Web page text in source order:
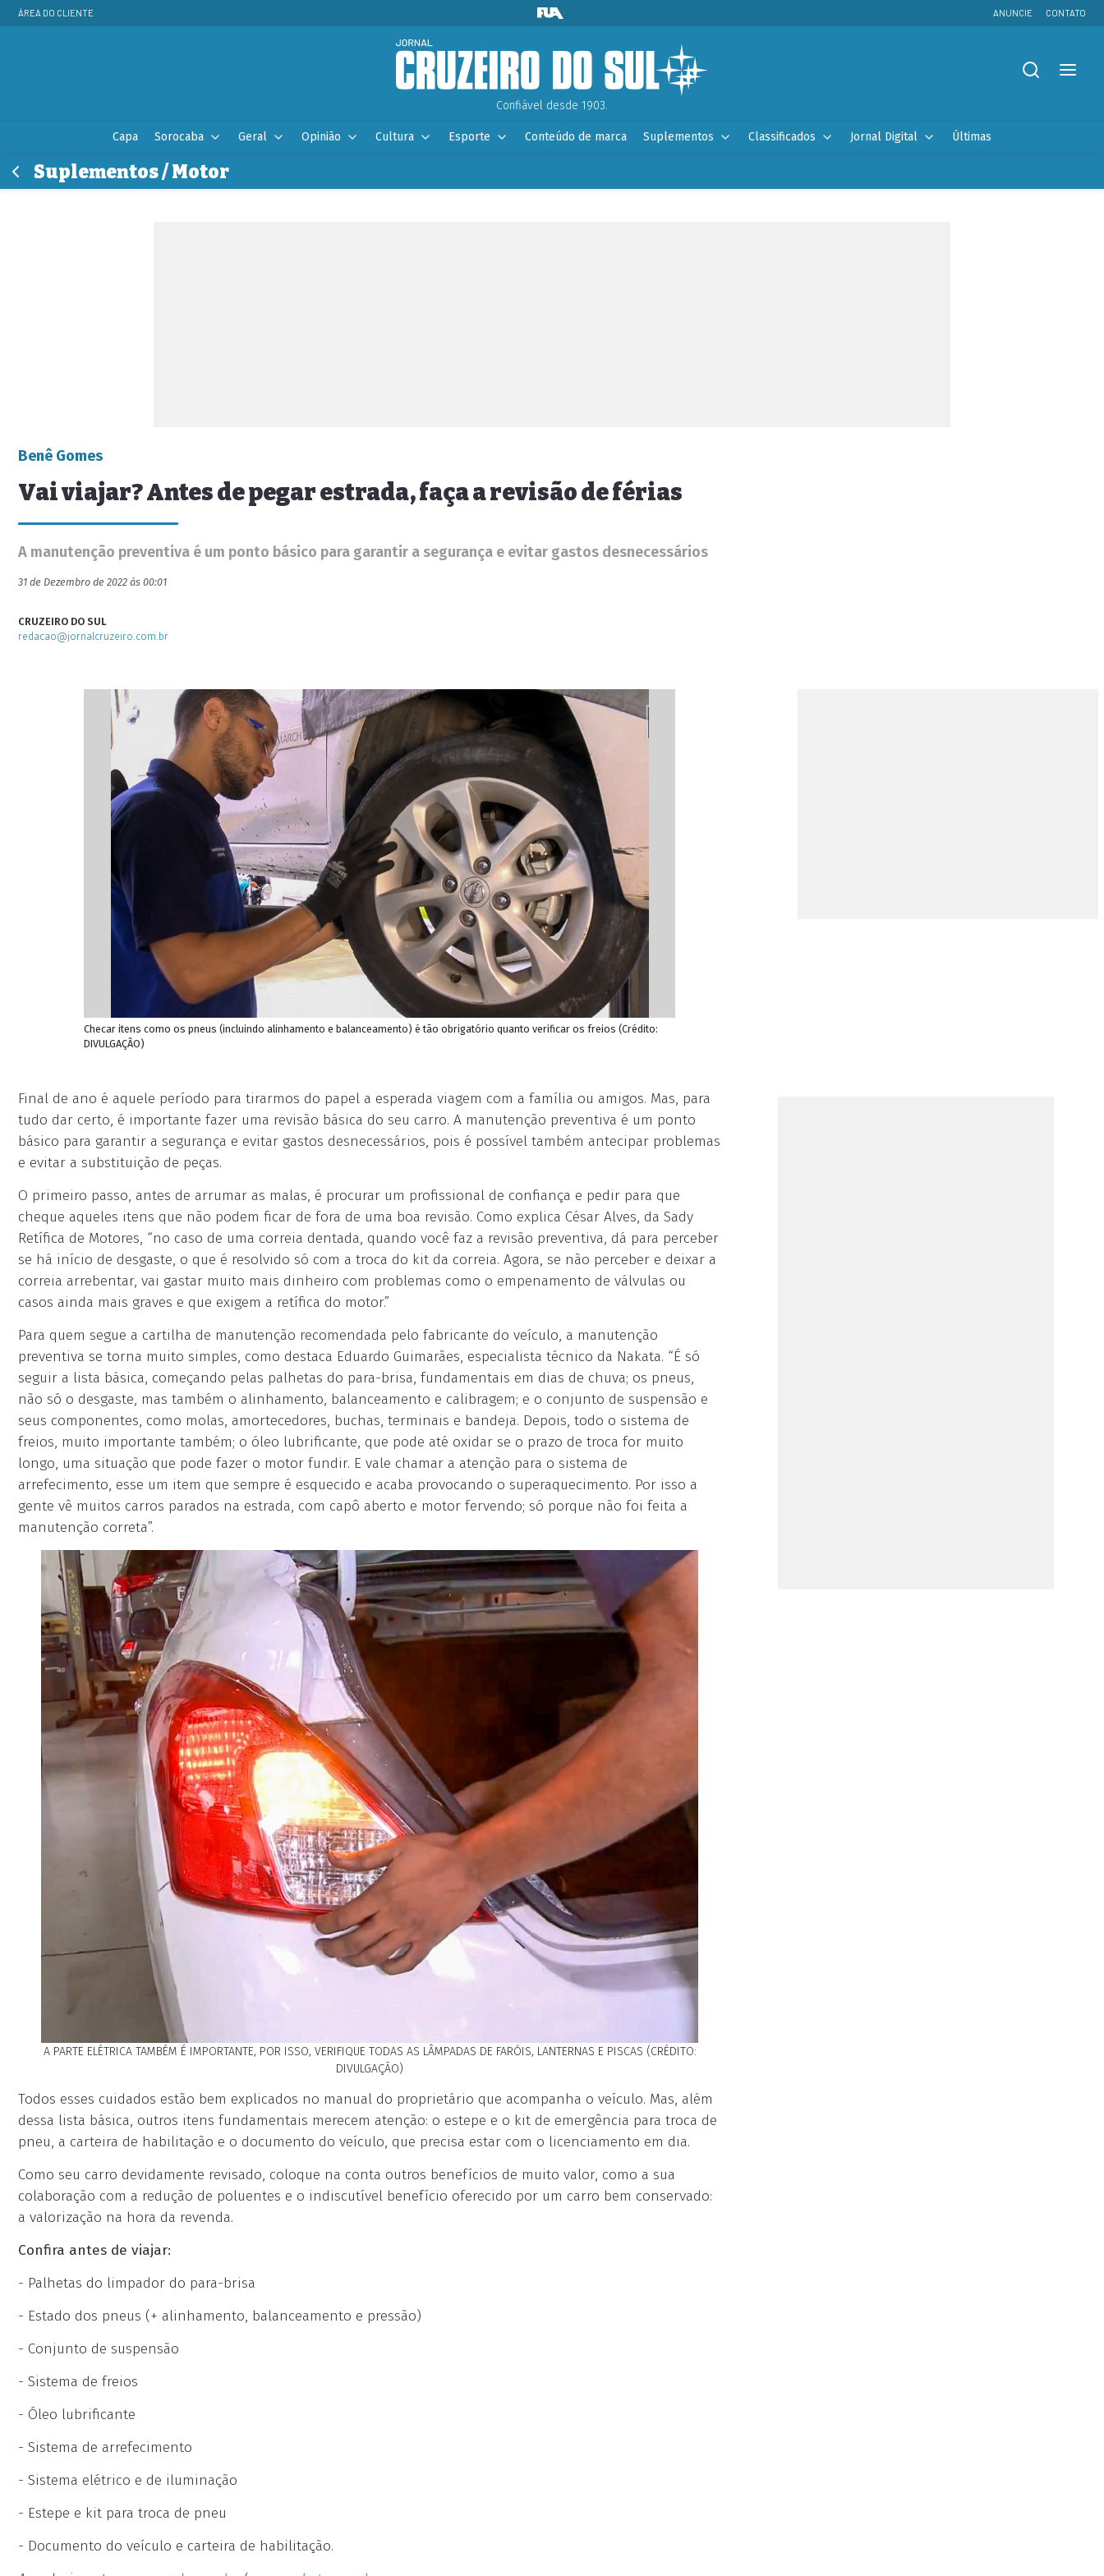
ÁREA DO CLIENTE ANUNCIE CONTATO
Confiável desde 1903.
Capa Sorocaba Geral Opinião Cultura Esporte Conteúdo de marca Suplementos Classificados Jornal Digital Últimas
Suplementos / Motor
Benê Gomes
Vai viajar? Antes de pegar estrada, faça a revisão de férias
A manutenção preventiva é um ponto básico para garantir a segurança e evitar gastos desnecessários
31 de Dezembro de 2022 às 00:01
CRUZEIRO DO SUL
redacao@jornalcruzeiro.com.br
Checar itens como os pneus (incluindo alinhamento e balanceamento) é tão obrigatório quanto verificar os freios (Crédito:
DIVULGAÇÃO)
Final de ano é aquele período para tirarmos do papel a esperada viagem com a família ou amigos. Mas, para
tudo dar certo, é importante fazer uma revisão básica do seu carro. A manutenção preventiva é um ponto
básico para garantir a segurança e evitar gastos desnecessários, pois é possível também antecipar problemas
e evitar a substituição de peças.
O primeiro passo, antes de arrumar as malas, é procurar um profissional de confiança e pedir para que
cheque aqueles itens que não podem ficar de fora de uma boa revisão. Como explica César Alves, da Sady
Retífica de Motores, “no caso de uma correia dentada, quando você faz a revisão preventiva, dá para perceber
se há início de desgaste, o que é resolvido só com a troca do kit da correia. Agora, se não perceber e deixar a
correia arrebentar, vai gastar muito mais dinheiro com problemas como o empenamento de válvulas ou
casos ainda mais graves e que exigem a retífica do motor.”
Para quem segue a cartilha de manutenção recomendada pelo fabricante do veículo, a manutenção
preventiva se torna muito simples, como destaca Eduardo Guimarães, especialista técnico da Nakata. “É só
seguir a lista básica, começando pelas palhetas do para-brisa, fundamentais em dias de chuva; os pneus,
não só o desgaste, mas também o alinhamento, balanceamento e calibragem; e o conjunto de suspensão e
seus componentes, como molas, amortecedores, buchas, terminais e bandeja. Depois, todo o sistema de
freios, muito importante também; o óleo lubrificante, que pode até oxidar se o prazo de troca for muito
longo, uma situação que pode fazer o motor fundir. E vale chamar a atenção para o sistema de
arrefecimento, esse um item que sempre é esquecido e acaba provocando o superaquecimento. Por isso a
gente vê muitos carros parados na estrada, com capô aberto e motor fervendo; só porque não foi feita a
manutenção correta”.
A PARTE ELÉTRICA TAMBÉM É IMPORTANTE, POR ISSO, VERIFIQUE TODAS AS LÂMPADAS DE FARÓIS, LANTERNAS E PISCAS (CRÉDITO:
DIVULGAÇÃO)
Todos esses cuidados estão bem explicados no manual do proprietário que acompanha o veículo. Mas, além
dessa lista básica, outros itens fundamentais merecem atenção: o estepe e o kit de emergência para troca de
pneu, a carteira de habilitação e o documento do veículo, que precisa estar com o licenciamento em dia.
Como seu carro devidamente revisado, coloque na conta outros benefícios de muito valor, como a sua
colaboração com a redução de poluentes e o indiscutível benefício oferecido por um carro bem conservado:
a valorização na hora da revenda.
Confira antes de viajar:
- Palhetas do limpador do para-brisa
- Estado dos pneus (+ alinhamento, balanceamento e pressão)
- Conjunto de suspensão
- Sistema de freios
- Óleo lubrificante
- Sistema de arrefecimento
- Sistema elétrico e de iluminação
- Estepe e kit para troca de pneu
- Documento do veículo e carteira de habilitação.